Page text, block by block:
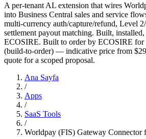
A per-tenant AL extension that wires
into Business Central sales and service
multi-currency auth/capture/refund, Level
settlement payout matching. Built,
ECOSIRE. Built to order by ECOSIRE for
(build-to-order) — indicative price from
quote for a scoped proposal.
Ana Sayfa
/
Apps
/
SaaS Tools
/
Worldpay (FIS) Gateway Connector